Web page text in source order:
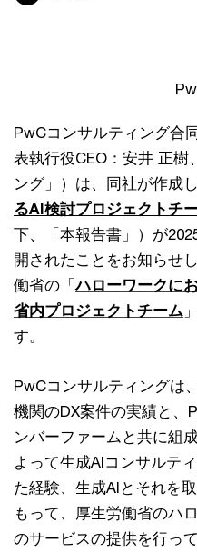
PwCコンサルティング合
表執行役CEO：安井 正樹
ング」）は、同社が作成
るAI検討プロジェクトチ
下、「本報告書」）が
開されたことをお知らせ
働省の「ハローワークに
省内プロジェクトチーム
す。
PwCコンサルティングは
機関のDX案件の実績と、
ンバーファームと共に組
よって生成AIコンサルテ
た経験、生成AIとそれを
もって、厚生労働省のハ
のサービスの提供を行っ